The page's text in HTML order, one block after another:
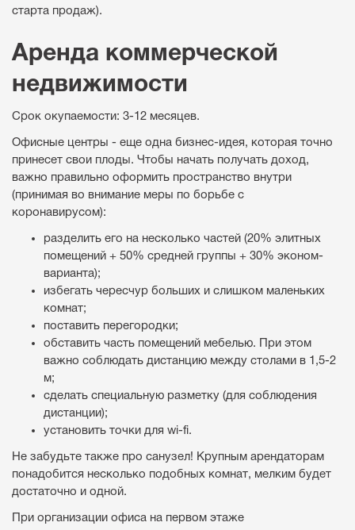
старта продаж).
Аренда коммерческой
недвижимости
Срок окупаемости: 3-12 месяцев.
Офисные центры - еще одна бизнес-идея, которая точно
принесет свои плоды. Чтобы начать получать доход,
важно правильно оформить пространство внутри
(принимая во внимание меры по борьбе с
коронавирусом):
разделить его на несколько частей (20% элитных
помещений + 50% средней группы + 30% эконом-
варианта);
избегать чересчур больших и слишком маленьких
комнат;
поставить перегородки;
обставить часть помещений мебелью. При этом
важно соблюдать дистанцию между столами в 1,5-2
м;
сделать специальную разметку (для соблюдения
дистанции);
установить точки для wi-fi.
Не забудьте также про санузел! Крупным арендаторам
понадобится несколько подобных комнат, мелким будет
достаточно и одной.
При организации офиса на первом этаже